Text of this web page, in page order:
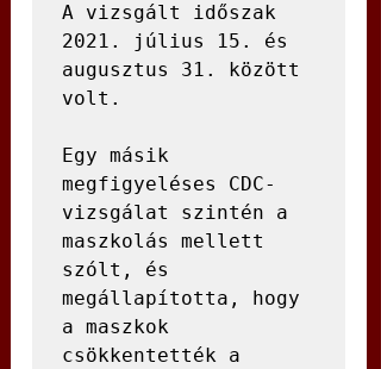
A vizsgált időszak
2021. július 15. és
augusztus 31. között
volt.
Egy másik
megfigyeléses CDC-
vizsgálat szintén a
maszkolás mellett
szólt, és
megállapította, hogy
a maszkok
csökkentették a